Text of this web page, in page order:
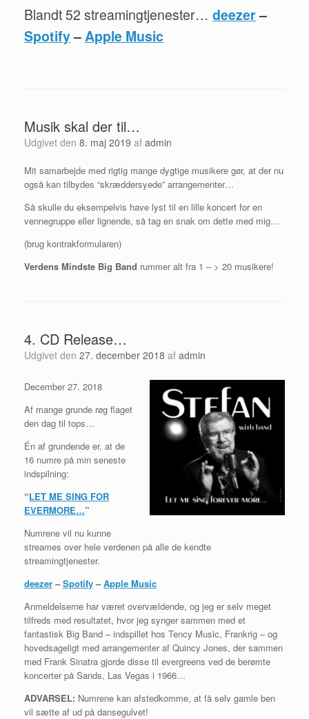
Blandt 52 streamingtjenester… deezer–
Spotify–Apple Music
Musik skal der til…
Udgivet den 8. maj 2019 af admin
Mit samarbejde med rigtig mange dygtige musikere gør, at der nu
også kan tilbydes “skræddersyede” arrangementer…
Så skulle du eksempelvis have lyst til en lille koncert for en
vennegruppe eller lignende, så tag en snak om dette med mig…
(brug kontrakformularen)
Verdens Mindste Big Band rummer alt fra 1 – > 20 musikere!
4. CD Release…
Udgivet den 27. december 2018 af admin
December 27. 2018
Af mange grunde røg flaget
den dag til tops…
Én af grundende er, at de
16 numre på min seneste
indspilning:
“LET ME SING FOR
EVERMORE…”
Numrene vil nu kunne
streames over hele verdenen på alle de kendte
streamingtjenester.
deezer –Spotify –Apple Music
Anmeldelserne har været overvældende, og jeg er selv meget
tilfreds med resultatet, hvor jeg synger sammen med et
fantastisk Big Band – indspillet hos Tency Music, Frankrig – og
hovedsageligt med arrangementer af Quincy Jones, der sammen
med Frank Sinatra gjorde disse til evergreens ved de berømte
koncerter på Sands, Las Vegas i 1966…
ADVARSEL: Numrene kan afstedkomme, at få selv gamle ben
vil sætte af ud på dansegulvet!